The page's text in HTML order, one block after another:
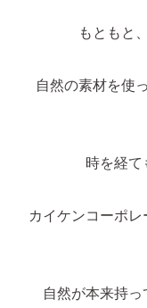
もともと
自然の素材を使
時を経て
カイケンコーポ
自然が本来持っ